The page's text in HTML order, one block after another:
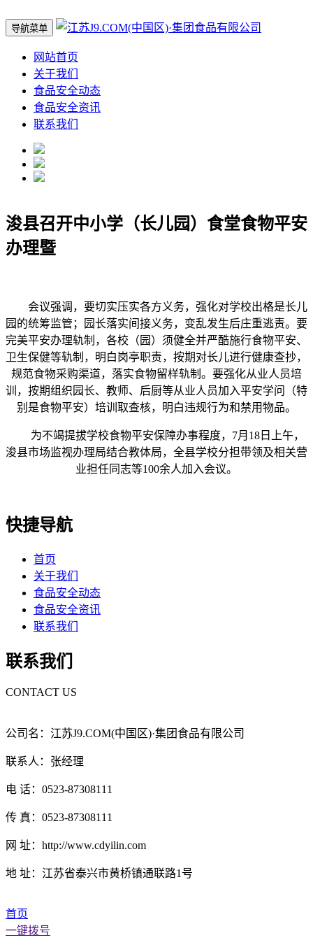
导航菜单
网站首页
关于我们
食品安全动态
食品安全资讯
联系我们
浚县召开中小学（长儿园）食堂食物平安
办理暨
会议强调，要切实压实各方义务，强化对学校出格是长儿
园的统筹监管；园长落实间接义务，变乱发生后庄重逃责。要
完美平安办理轨制，各校（园）须健全并严酷施行食物平安、
卫生保健等轨制，明白岗亭职责，按期对长儿进行健康查抄，
规范食物采购渠道，落实食物留样轨制。要强化从业人员培
训，按期组织园长、教师、后厨等从业人员加入平安学问（特
别是食物平安）培训取查核，明白违规行为和禁用物品。
为不竭提拔学校食物平安保障办事程度，7月18日上午，
浚县市场监视办理局结合教体局，全县学校分担带领及相关营
业担任同志等100余人加入会议。
快捷导航
首页
关于我们
食品安全动态
食品安全资讯
联系我们
联系我们
CONTACT US
公司名：江苏J9.COM(中国区)·集团食品有限公司
联系人：张经理
电 话：0523-87308111
传 真：0523-87308111
网 址：http://www.cdyilin.com
地 址：江苏省泰兴市黄桥镇通联路1号
首页
一键拨号